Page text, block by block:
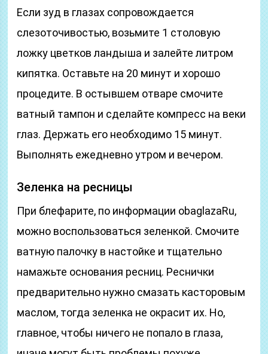
Если зуд в глазах сопровождается
слезоточивостью, возьмите 1 столовую
ложку цветков ландыша и залейте литром
кипятка. Оставьте на 20 минут и хорошо
процедите. В остывшем отваре смочите
ватный тампон и сделайте компресс на веки
глаз. Держать его необходимо 15 минут.
Выполнять ежедневно утром и вечером.
Зеленка на ресницы
При блефарите, по информации obaglazaRu,
можно воспользоваться зеленкой. Смочите
ватную палочку в настойке и тщательно
намажьте основания ресниц. Реснички
предварительно нужно смазать касторовым
маслом, тогда зеленка не окрасит их. Но,
главное, чтобы ничего не попало в глаза,